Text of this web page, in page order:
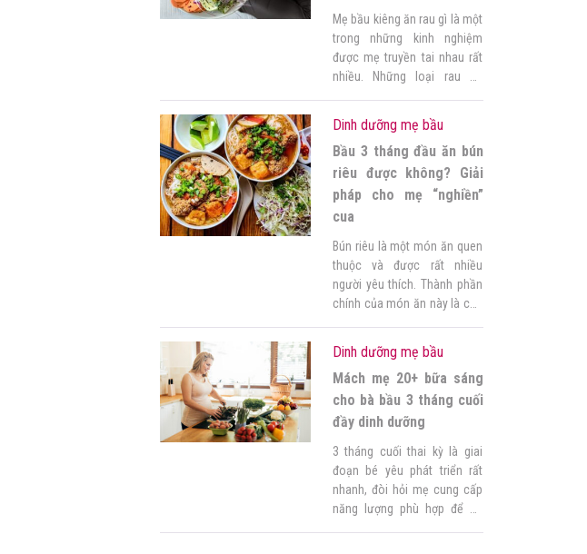
Mẹ bầu kiêng ăn rau gì là một
trong những kinh nghiệm
được mẹ truyền tai nhau rất
nhiều. Những loại rau bổ
nhưng không phải mẹ nào
cũng biết những loại rau cần
kiêng kỵ. Cùng Góc của mẹ
khám phá 10 loại rau củ bà
bấu cần […]
Dinh dưỡng mẹ bầu
Bầu 3 tháng đầu ăn bún
riêu được không? Giải
pháp cho mẹ “nghiền”
cua
Bún riêu là một món ăn quen
thuộc và được rất nhiều
người yêu thích. Thành phần
chính của món ăn này là cua
cao. Vậy bầu 3 tháng đầu ăn
bún riêu được không? Mẹ hãy
theo dõi bài chia sẻ dưới đây
của Góc của mẹ để biết […]
Dinh dưỡng mẹ bầu
Mách mẹ 20+ bữa sáng
cho bà bầu 3 tháng cuối
đầy dinh dưỡng
3 tháng cuối thai kỳ là giai
đoạn bé yêu phát triển rất
nhanh, đòi hỏi mẹ cung cấp
năng lượng phù hợp để bé